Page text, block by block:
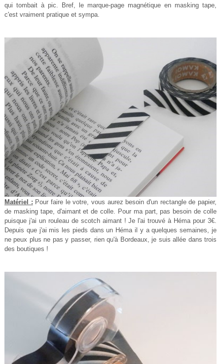
qui tombait à pic. Bref, le marque-page magnétique en masking tape,
c'est vraiment pratique et sympa.
Matériel : Pour faire le votre, vous aurez besoin d'un rectangle de papier,
de masking tape, d'aimant et de colle. Pour ma part, pas besoin de colle
puisque j'ai un rouleau de scotch aimant ! Je l'ai trouvé à Héma pour 3€.
Depuis que j'ai mis les pieds dans un Héma il y a quelques semaines, je
ne peux plus ne pas y passer, rien qu'à Bordeaux, je suis allée dans trois
des boutiques !